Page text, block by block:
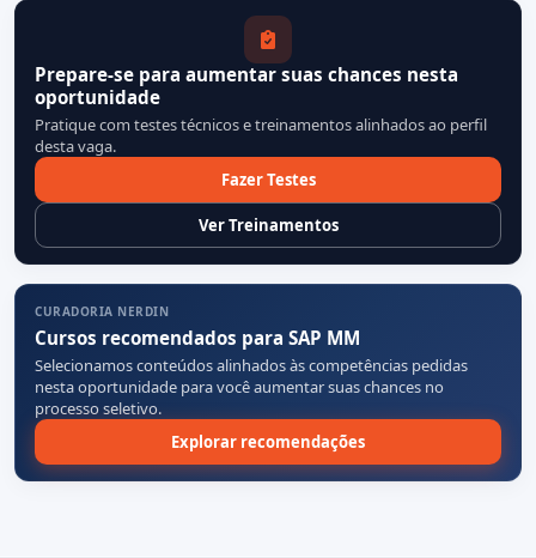
Prepare-se para aumentar suas chances nesta
oportunidade
Pratique com testes técnicos e treinamentos alinhados ao perfil
desta vaga.
Fazer Testes
Ver Treinamentos
CURADORIA NERDIN
Cursos recomendados para SAP MM
Selecionamos conteúdos alinhados às competências pedidas
nesta oportunidade para você aumentar suas chances no
processo seletivo.
Explorar recomendações